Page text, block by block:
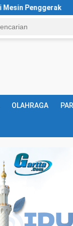
Aktivis Ungkap
OLAHRAGA